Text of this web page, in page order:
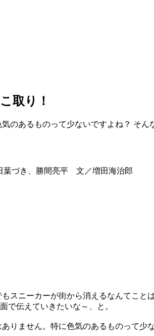
取り！
のあるものって少ないですよね？ そ
づき、勝間亮平 文／増田海治郎
スニーカーが街から消えるなんてこと
で伝えていきたいな～、と。
りません。特に色気のあるものって